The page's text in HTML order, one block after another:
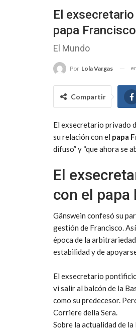
El
papa
El Mundo
Por Lola Vargas
Compartir
El exsecretario privado
su relación con el papa
difuso” y “que ahora se
El
con el papa
Gänswein confesó su
gestión de Francisco.
época de la
estabilidad y de
El exsecretario pontificio
vi salir al balcón de la
como su predecesor.
Corriere della Sera.
Sobre la actualidad de